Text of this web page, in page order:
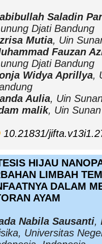
Saladin
Djati Bandung
Mutia, Uin
Fauzan
Djati Bandung
Widya Aprillya,
Aulia, Uin
malik, Uin
10.21831/
HIJAU
LIMBAH
DALAM
AYAM
Nabila Sausanti,
Universitas